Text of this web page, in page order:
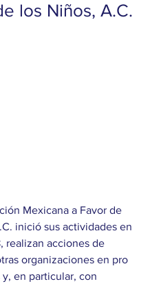
los Niños, A.C.
Mexicana a Favor de
inició sus actividades en
realizan acciones de
organizaciones en pro
en particular, con